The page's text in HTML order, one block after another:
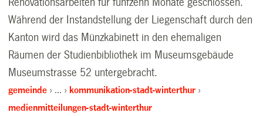
Während der Instandstellung der Liegenschaft durch den
Kanton wird das Münzkabinett in den ehemaligen
Räumen der Studienbibliothek im Museumsgebäude
Museumstrasse 52 untergebracht.
gemeinde …
kommunikation-stadt-winterthur
medienmitteilungen-stadt-winterthur